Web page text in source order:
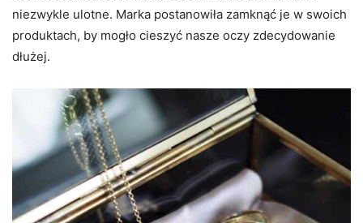
niezwykle ulotne. Marka postanowiła zamknąć je w swoich
produktach, by mogło cieszyć nasze oczy zdecydowanie
dłużej.